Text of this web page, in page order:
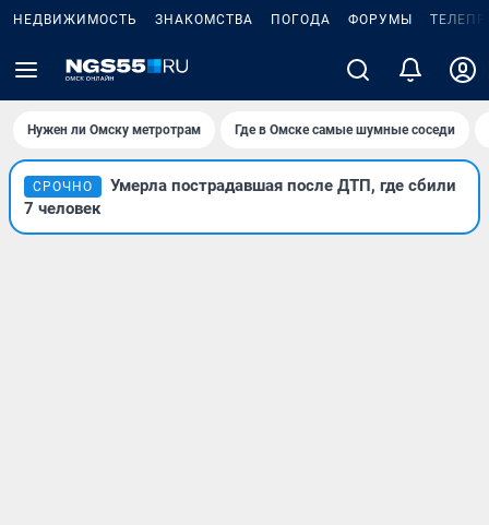
НЕДВИЖИМОСТЬ ЗНАКОМСТВА ПОГОДА ФОРУМЫ
Нужен ли Омску метротрам Где в Омске самые шумные соседи
СРОЧНО
Умерла пострадавшая после ДТП, где сбили
7 человек